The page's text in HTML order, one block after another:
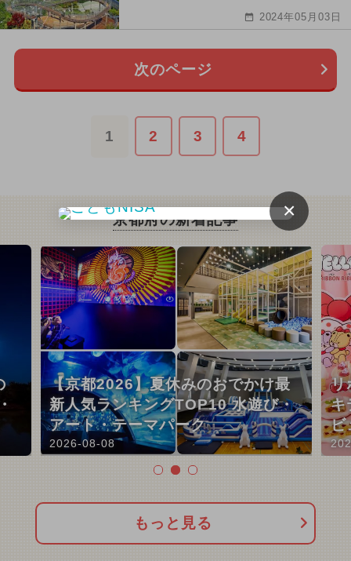
2024年05月03日
次のページ
1 2 3 4
京都府の新着記事
【京都2026】夏休みのおでかけ最
新人気ランキングTOP10 水遊び・
アート・テーマパーク
2026-08-08
リ
キ
ビ
もっと見る
×